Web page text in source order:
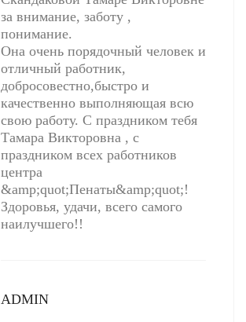
за внимание, заботу ,
понимание.
Она очень порядочный человек и
отличный работник,
добросовестно,быстро и
качественно выполняющая всю
свою работу. С праздником тебя
Тамара Викторовна , с
праздником всех работников
центра
&amp;quot;Пенаты&amp;quot;!
Здоровья, удачи, всего самого
наилучшего!!
ADMIN